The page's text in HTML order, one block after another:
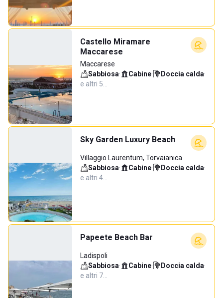
Castello Miramare
Maccarese
Maccarese
Sabbiosa· Cabine· Doccia calda·
e altri 5…
Sky Garden Luxury Beach
Villaggio Laurentum, Torvaianica
Sabbiosa· Cabine· Doccia calda·
e altri 4…
Papeete Beach Bar
Ladispoli
Sabbiosa· Cabine· Doccia calda·
e altri 7…